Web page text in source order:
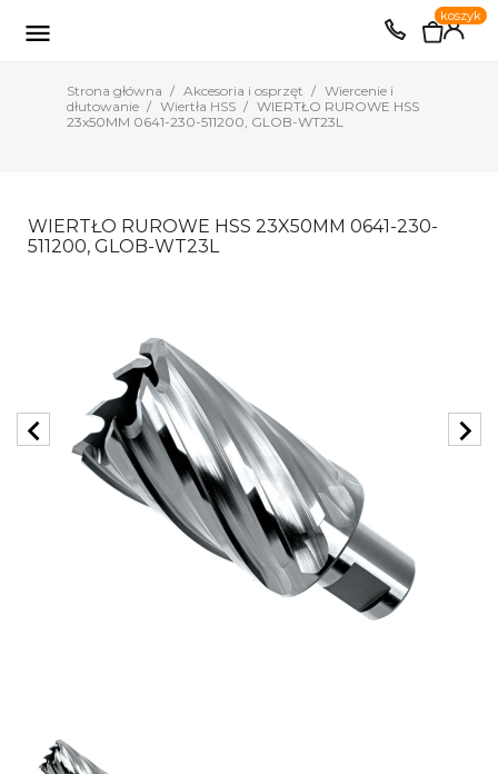
EUR PLN

0
koszyk
Strona główna Akcesoria i osprzęt
Wiercenie i
dłutowanie
Wiertła HSS
WIERTŁO RUROWE HSS
23x50MM 0641-230-511200, GLOB-WT23L
WIERTŁO RUROWE HSS 23X50MM 0641-230-
511200, GLOB-WT23L
chevron_left chevron_right